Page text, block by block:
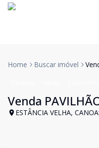
Home Buscar imóvel
Venda
ESTÂNCIA VELHA,